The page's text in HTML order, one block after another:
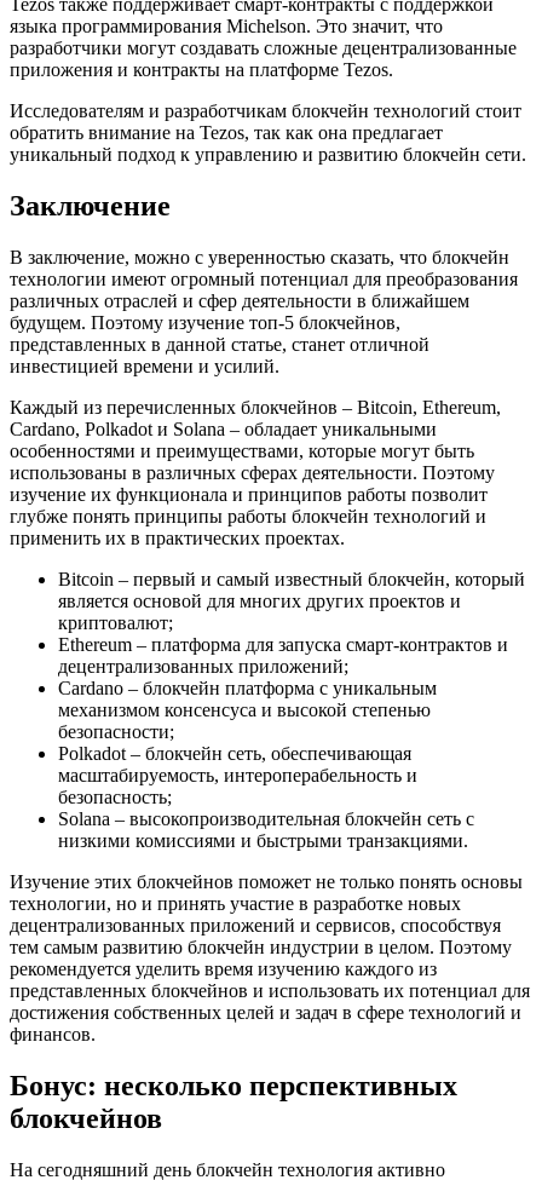
Tezos также поддерживает смарт-контракты с поддержкой
языка программирования Michelson. Это значит, что
разработчики могут создавать сложные децентрализованные
приложения и контракты на платформе Tezos.
Исследователям и разработчикам блокчейн технологий стоит
обратить внимание на Tezos, так как она предлагает
уникальный подход к управлению и развитию блокчейн сети.
Заключение
В заключение, можно с уверенностью сказать, что блокчейн
технологии имеют огромный потенциал для преобразования
различных отраслей и сфер деятельности в ближайшем
будущем. Поэтому изучение топ-5 блокчейнов,
представленных в данной статье, станет отличной
инвестицией времени и усилий.
Каждый из перечисленных блокчейнов – Bitcoin, Ethereum,
Cardano, Polkadot и Solana – обладает уникальными
особенностями и преимуществами, которые могут быть
использованы в различных сферах деятельности. Поэтому
изучение их функционала и принципов работы позволит
глубже понять принципы работы блокчейн технологий и
применить их в практических проектах.
Bitcoin – первый и самый известный блокчейн, который
является основой для многих других проектов и
криптовалют;
Ethereum – платформа для запуска смарт-контрактов и
децентрализованных приложений;
Cardano – блокчейн платформа с уникальным
механизмом консенсуса и высокой степенью
безопасности;
Polkadot – блокчейн сеть, обеспечивающая
масштабируемость, интероперабельность и
безопасность;
Solana – высокопроизводительная блокчейн сеть с
низкими комиссиями и быстрыми транзакциями.
Изучение этих блокчейнов поможет не только понять основы
технологии, но и принять участие в разработке новых
децентрализованных приложений и сервисов, способствуя
тем самым развитию блокчейн индустрии в целом. Поэтому
рекомендуется уделить время изучению каждого из
представленных блокчейнов и использовать их потенциал для
достижения собственных целей и задач в сфере технологий и
финансов.
Бонус: несколько перспективных
блокчейнов
На сегодняшний день блокчейн технология активно